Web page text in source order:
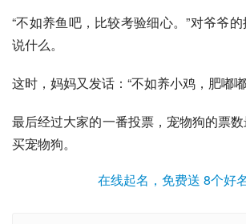
“不如养鱼吧，比较考验细心。”对爷爷
说什么。
这时，妈妈又发话：“不如养小鸡，肥嘟
最后经过大家的一番投票，宠物狗的票
买宠物狗。
在线起名，免费送 8个好